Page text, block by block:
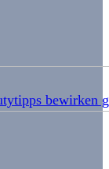
bewirken